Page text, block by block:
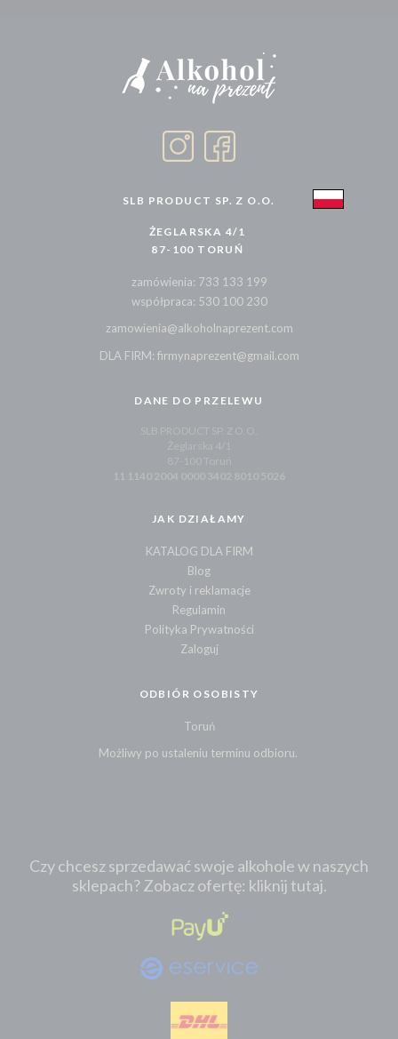
SLB PRODUCT SP. Z O.O.
ŻEGLARSKA 4/1
87-100 TORUŃ
zamówienia: 733 133 199
współpraca: 530 100 230
zamowienia@alkoholnaprezent.com
DLA FIRM: firmynaprezent@gmail.com
DANE DO PRZELEWU
SLB PRODUCT SP. Z O.O.
Żeglarska 4/1
87-100 Toruń
11 1140 2004 0000 3402 8010 5026
JAK DZIAŁAMY
KATALOG DLA FIRM
Blog
Zwroty i reklamacje
Regulamin
Polityka Prywatności
Zaloguj
ODBIÓR OSOBISTY
Toruń
Możliwy po ustaleniu terminu odbioru.
Czy chcesz sprzedawać swoje alkohole w naszych
sklepach? Zobacz ofertę: kliknij tutaj.